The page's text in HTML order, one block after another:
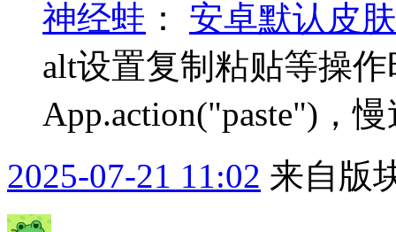
神经蛙 ： 安卓默认皮
alt设置复制粘贴等操
App.action("paste")，
2025-07-21 11:02 来自版